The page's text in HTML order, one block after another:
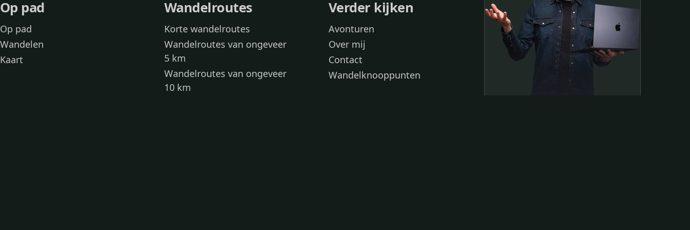
Op pad
Op pad
Wandelen
Kaart
Wandelroutes
Korte wandelroutes
Wandelroutes van ongeveer
5 km
Wandelroutes van ongeveer
10 km
Verder kijken
Avonturen
Over mij
Contact
Wandelknooppunten